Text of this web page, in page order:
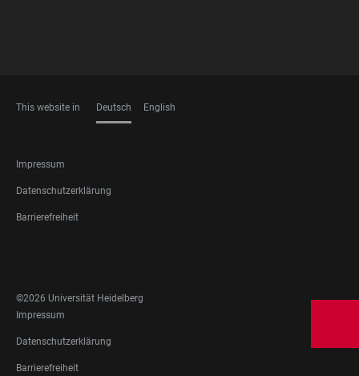
This website in Deutsch English
FOOTER
LEGAL
Impressum
Datenschutzerklärung
Barrierefreiheit
MEDIA
©2026 Universität Heidelberg
FOOTER
LEGAL
Impressum
Datenschutzerklärung
Barrierefreiheit